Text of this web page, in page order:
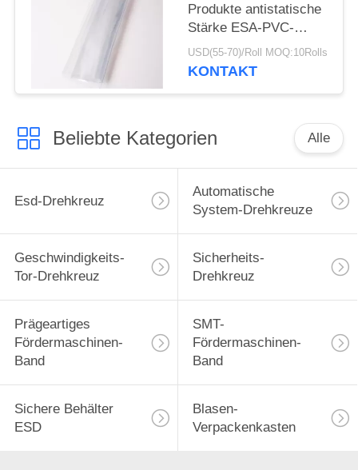
Produkte antistatische
Stärke ESA-PVC-
Vorhang-0.3mm 0.5mm
1mm
USD(55-70)/Roll MOQ:10Rolls
KONTAKT
Beliebte Kategorien Alle
Esd-Drehkreuz
Automatische
System-Drehkreuze
Geschwindigkeits-
Tor-Drehkreuz
Sicherheits-
Drehkreuz
Prägeartiges
Fördermaschinen-
Band
SMT-
Fördermaschinen-
Band
Sichere Behälter
ESD
Blasen-
Verpackenkasten